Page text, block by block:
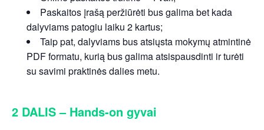
Paskaitos įrašą peržiūrėti bus galima bet kada
dalyviams patogiu laiku 2 kartus;
Taip pat, dalyviams bus atsiųsta mokymų atmintinė
PDF formatu, kurią bus galima atsispausdinti ir turėti
su savimi praktinės dalies metu.
2 DALIS – Hands-on gyvai